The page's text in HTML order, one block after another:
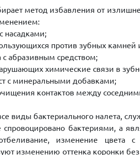
метод избавления от
насадками;
против зубных камней
с абразивным средством;
химические связи в
с минеральными добавками;
контактов между
виды бактериального налета,
бактериями, а
изменение цвета
изменению оттенка коронки